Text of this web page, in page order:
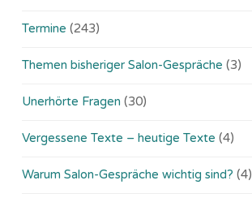
Termine (243)
Themen bisheriger Salon-Gespräche (3)
Unerhörte Fragen (30)
Vergessene Texte – heutige Texte (4)
Warum Salon-Gespräche wichtig sind? (4)